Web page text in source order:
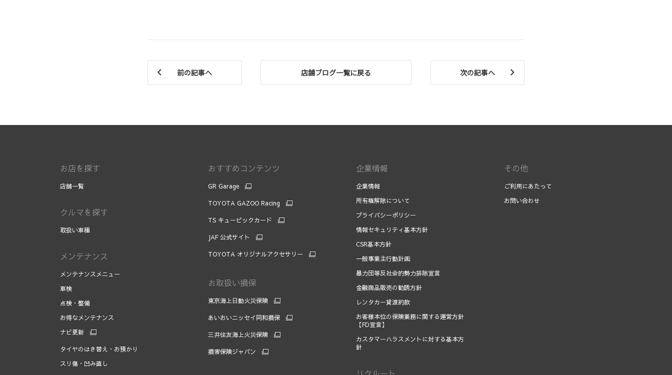
前の記事へ 店舗ブログ一覧に戻る 次の記事へ
お店を探す
店舗一覧
クルマを探す
取扱い車種
メンテナンス
メンテナンスメニュー
車検
点検・整備
お得なメンテナンス
ナビ更新
タイヤのはき替え・お預かり
スリ傷・凹み直し
おすすめコンテンツ
GR Garage
TOYOTA GAZOO Racing
TS キュービックカード
JAF 公式サイト
TOYOTA オリジナルアクセサリー
お取扱い損保
東京海上日動火災保険
あいおいニッセイ同和損保
三井住友海上火災保険
損害保険ジャパン
企業情報
企業情報
所有権解除について
プライバシーポリシー
情報セキュリティ基本方針
CSR基本方針
一般事業主行動計画
暴力団等反社会的勢力排除宣言
金融商品販売の勧誘方針
レンタカー貸渡約款
お客様本位の保険業務に関する運営方針
【FD宣言】
カスタマーハラスメントに対する基本方
針
その他
ご利用にあたって
お問い合わせ